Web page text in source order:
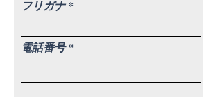
フリガナ
電話番号